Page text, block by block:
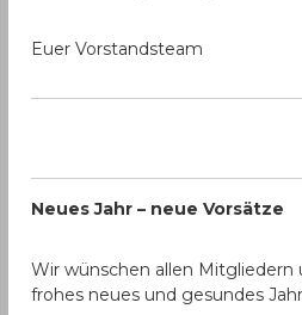
Euer Vorstandsteam
Neues Jahr – neue Vorsätze
Wir wünschen allen Mitgliedern
frohes neues und gesundes